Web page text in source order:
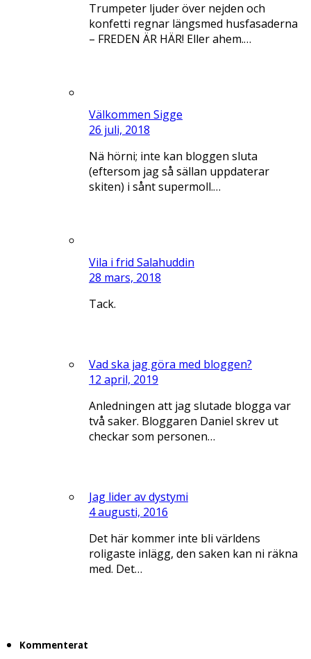
Trumpeter ljuder över nejden och
konfetti regnar längsmed husfasaderna
– FREDEN ÄR HÄR! Eller ahem.…
Välkommen Sigge
26 juli, 2018
Nä hörni; inte kan bloggen sluta
(eftersom jag så sällan uppdaterar
skiten) i sånt supermoll.…
Vila i frid Salahuddin
28 mars, 2018
Tack.
Vad ska jag göra med bloggen?
12 april, 2019
Anledningen att jag slutade blogga var
två saker. Bloggaren Daniel skrev ut
checkar som personen…
Jag lider av dystymi
4 augusti, 2016
Det här kommer inte bli världens
roligaste inlägg, den saken kan ni räkna
med. Det…
Kommenterat